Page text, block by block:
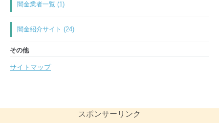
闇金業者一覧 (1)
闇金紹介サイト (24)
その他
サイトマップ
スポンサーリンク